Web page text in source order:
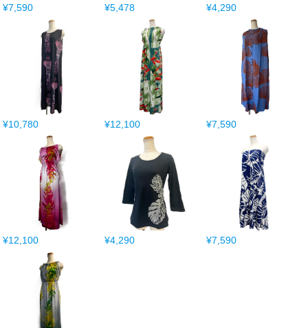
¥7,590 ¥5,478 ¥4,290
¥10,780 ¥12,100 ¥7,590
¥12,100 ¥4,290 ¥7,590